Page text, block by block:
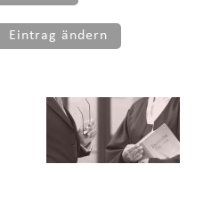
Eintrag ändern